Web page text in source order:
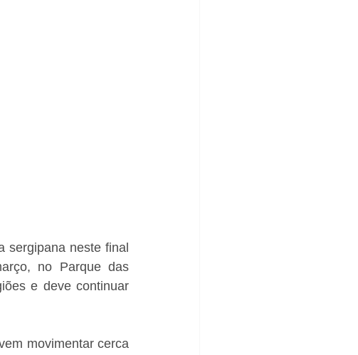
sergipana neste final
no Parque das
e deve continuar
movimentar cerca